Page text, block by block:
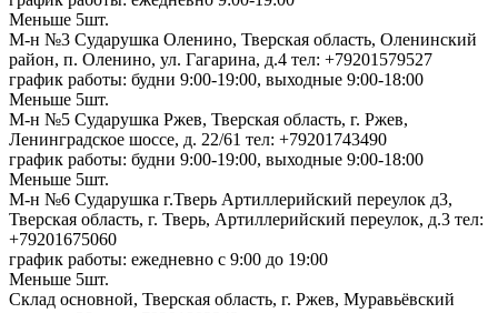
Меньше 5шт.
М-н №3 Сударушка Оленино, Тверская область, Оленинский
район, п. Оленино, ул. Гагарина, д.4 тел: +79201579527
график работы: будни 9:00-19:00, выходные 9:00-18:00
Меньше 5шт.
М-н №5 Сударушка Ржев, Тверская область, г. Ржев,
Ленинградское шоссе, д. 22/61 тел: +79201743490
график работы: будни 9:00-19:00, выходные 9:00-18:00
Меньше 5шт.
М-н №6 Сударушка г.Тверь Артиллерийский переулок д3,
Тверская область, г. Тверь, Артиллерийский переулок, д.3 тел:
+79201675060
график работы: ежедневно с 9:00 до 19:00
Меньше 5шт.
Склад основной, Тверская область, г. Ржев, Муравьёвский